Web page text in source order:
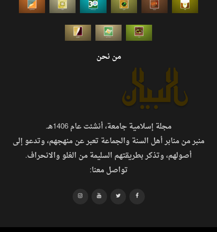
من نحن
مجلة إسلامية جامعة، أنشئت عام 1406هـ.
منبر من منابر أهل السنة والجماعة تعبر عن منهجهم، وتدعو إلى
أصولهم، وتذكر بطريقتهم السليمة من الغلو والانحراف.
تواصل معنا: